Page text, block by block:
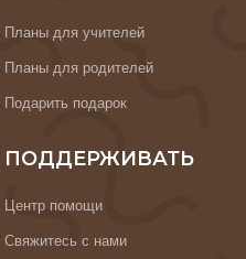
Планы для учителей
Планы для родителей
Подарить подарок
ПОДДЕРЖИВАТЬ
Центр помощи
Свяжитесь с нами